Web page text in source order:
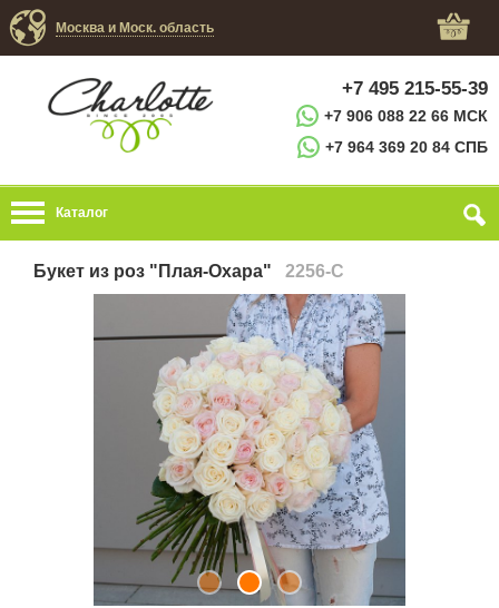
Москва и Моск. область
+7 495 215-55-39
+7 906 088 22 66 МСК
+7 964 369 20 84 СПБ
Каталог
Букет из роз "Плая-Охара" 2256-C